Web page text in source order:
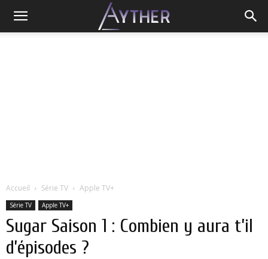
Accueil Série TV Apple TV+
Série TV Apple TV+
Sugar Saison 1 : Combien y aura t’il
d’épisodes ?